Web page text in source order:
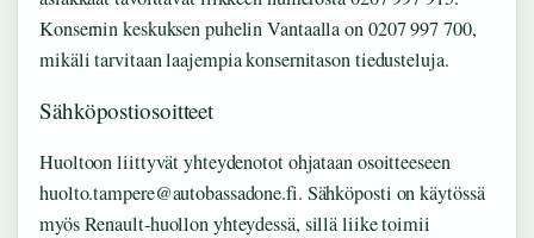
Konsernin keskuksen puhelin Vantaalla on 0207 997 700,
mikäli tarvitaan laajempia konsernitason tiedusteluja.
Sähköpostiosoitteet
Huoltoon liittyvät yhteydenotot ohjataan osoitteeseen
huolto.tampere@autobassadone.fi. Sähköposti on käytössä
myös Renault-huollon yhteydessä, sillä liike toimii